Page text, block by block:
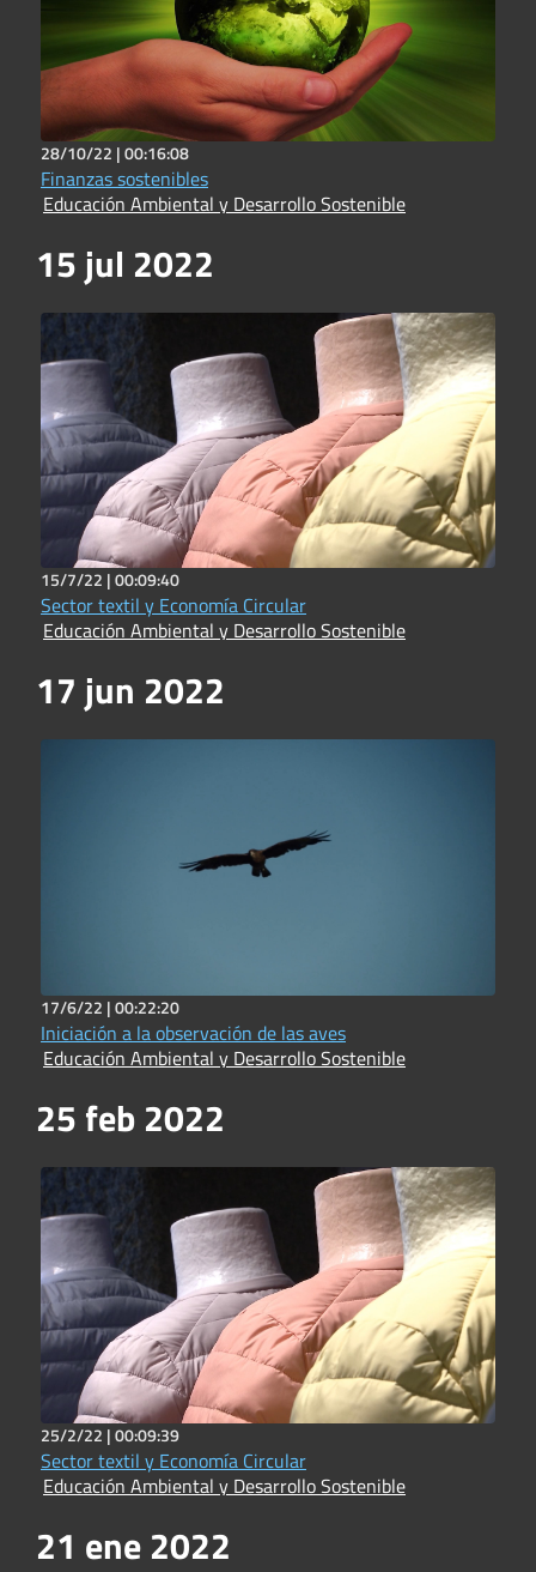
28/10/22 |00:16:08
Finanzas sostenibles
Educación Ambiental y Desarrollo Sostenible
15 jul 2022
15/7/22 |00:09:40
Sector textil y Economía Circular
Educación Ambiental y Desarrollo Sostenible
17 jun 2022
17/6/22 |00:22:20
Iniciación a la observación de las aves
Educación Ambiental y Desarrollo Sostenible
25 feb 2022
25/2/22 |00:09:39
Sector textil y Economía Circular
Educación Ambiental y Desarrollo Sostenible
21 ene 2022